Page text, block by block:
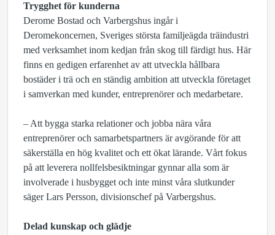
Trygghet för kunderna
Derome Bostad och Varbergshus ingår i
Deromekoncernen, Sveriges största familjeägda träindustri
med verksamhet inom kedjan från skog till färdigt hus. Här
finns en gedigen erfarenhet av att utveckla hållbara
bostäder i trä och en ständig ambition att utveckla företaget
i samverkan med kunder, entreprenörer och medarbetare.
– Att bygga starka relationer och jobba nära våra
entreprenörer och samarbetspartners är avgörande för att
säkerställa en hög kvalitet och ett ökat lärande. Vårt fokus
på att leverera nollfelsbesiktningar gynnar alla som är
involverade i husbygget och inte minst våra slutkunder
säger Lars Persson, divisionschef på Varbergshus.
Delad kunskap och glädje